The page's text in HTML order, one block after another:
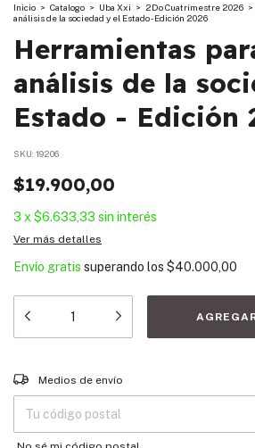
Inicio > Catalogo > Uba Xxi > 2Do Cuatrimestre 2026 >
análisis de la sociedad y el Estado - Edición 2026
Herramientas
análisis de la
Estado - Edición
SKU: 19206
$19.900,00
3 x $6.633,33 sin interés
Ver más detalles
Envío gratis superando los $40.000,00
Entregas para el CP:
Medios de envío